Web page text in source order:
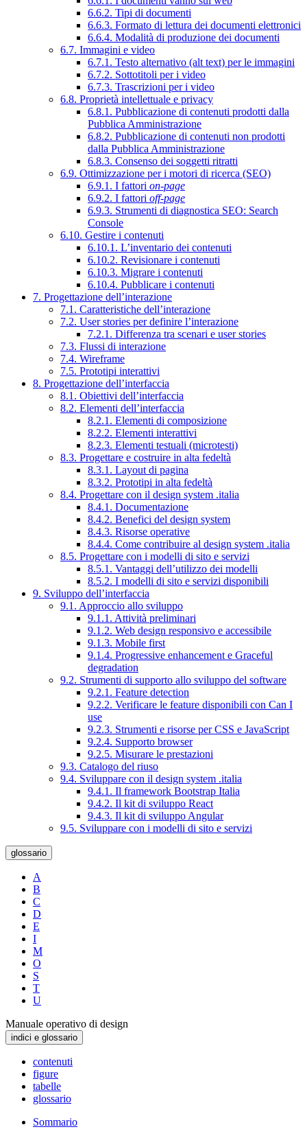
6.6.2. Tipi di documenti
6.6.3. Formato di lettura dei documenti elettronici
6.6.4. Modalità di produzione dei documenti
6.7. Immagini e video
6.7.1. Testo alternativo (alt text) per le immagini
6.7.2. Sottotitoli per i video
6.7.3. Trascrizioni per i video
6.8. Proprietà intellettuale e privacy
6.8.1. Pubblicazione di contenuti prodotti dalla
Pubblica Amministrazione
6.8.2. Pubblicazione di contenuti non prodotti
dalla Pubblica Amministrazione
6.8.3. Consenso dei soggetti ritratti
6.9. Ottimizzazione per i motori di ricerca (SEO)
6.9.1. I fattori on-page
6.9.2. I fattori off-page
6.9.3. Strumenti di diagnostica SEO: Search
Console
6.10. Gestire i contenuti
6.10.1. L’inventario dei contenuti
6.10.2. Revisionare i contenuti
6.10.3. Migrare i contenuti
6.10.4. Pubblicare i contenuti
7. Progettazione dell’interazione
7.1. Caratteristiche dell’interazione
7.2. User stories per definire l’interazione
7.2.1. Differenza tra scenari e user stories
7.3. Flussi di interazione
7.4. Wireframe
7.5. Prototipi interattivi
8. Progettazione dell’interfaccia
8.1. Obiettivi dell’interfaccia
8.2. Elementi dell’interfaccia
8.2.1. Elementi di composizione
8.2.2. Elementi interattivi
8.2.3. Elementi testuali (microtesti)
8.3. Progettare e costruire in alta fedeltà
8.3.1. Layout di pagina
8.3.2. Prototipi in alta fedeltà
8.4. Progettare con il design system .italia
8.4.1. Documentazione
8.4.2. Benefici del design system
8.4.3. Risorse operative
8.4.4. Come contribuire al design system .italia
8.5. Progettare con i modelli di sito e servizi
8.5.1. Vantaggi dell’utilizzo dei modelli
8.5.2. I modelli di sito e servizi disponibili
9. Sviluppo dell’interfaccia
9.1. Approccio allo sviluppo
9.1.1. Attività preliminari
9.1.2. Web design responsivo e accessibile
9.1.3. Mobile first
9.1.4. Progressive enhancement e Graceful
degradation
9.2. Strumenti di supporto allo sviluppo del software
9.2.1. Feature detection
9.2.2. Verificare le feature disponibili con Can I
use
9.2.3. Strumenti e risorse per CSS e JavaScript
9.2.4. Supporto browser
9.2.5. Misurare le prestazioni
9.3. Catalogo del riuso
9.4. Sviluppare con il design system .italia
9.4.1. Il framework Bootstrap Italia
9.4.2. Il kit di sviluppo React
9.4.3. Il kit di sviluppo Angular
9.5. Sviluppare con i modelli di sito e servizi
glossario
A
B
C
D
E
I
M
O
S
T
U
Manuale operativo di design
indici e glossario
contenuti
figure
tabelle
glossario
Sommario